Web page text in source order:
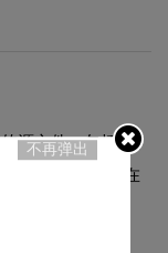
源文件，包括AI、
图格式，方便您在
不再弹出